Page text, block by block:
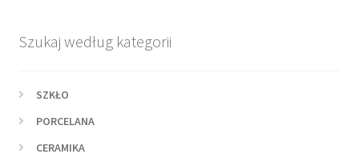
Szukaj według kategorii
SZKŁO
PORCELANA
CERAMIKA